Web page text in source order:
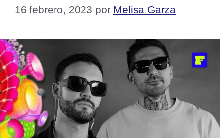
16 febrero, 2023 por Melisa Garza